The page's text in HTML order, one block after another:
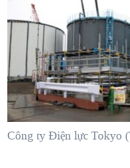
hướng
chính
Đi
tới
"Tìm"
MỤC
TỰ DO BÁO CHÍ
VẠCH TRẦN TIN GIẢ
NGƯỜI VIỆT HẢI NGOẠI
ĐỜI SỐNG
KINH TẾ
KHOA HỌC
CHUYÊN ĐỀ
CHIẾN TRANH THƯƠNG
TẠI
HÀNH TRÌNH BẦU CỬ
MỘT NĂM CHIẾN TRANH
GIẢI MÃ VÀNH ĐAI &
HỌC TIẾNG ANH
VIDEO
NGHE
MẠNG XÃ HỘI
Công ty Điện lực Tokyo